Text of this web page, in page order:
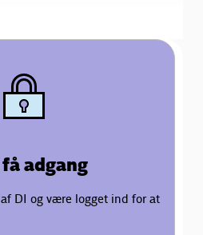
adgang
DI og være logget ind for at